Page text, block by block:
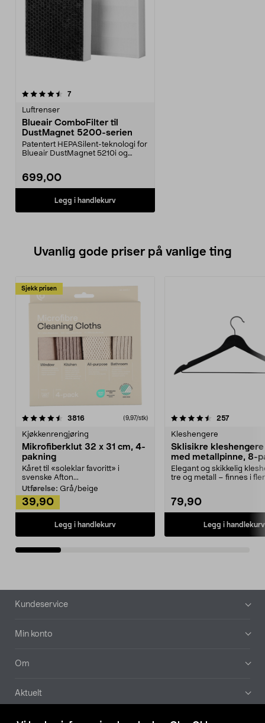
7anmeldelser
Luftrenser
Blueair ComboFilter til
DustMagnet 5200-serien
Patentert HEPASilent-teknologi for
Blueair DustMagnet 5210i og
699,00
Legg i handlekurv
Uvanlig gode priser på vanlige ting
Sjekk prisen
3816anmeldelser(9,97/stk)
Kjøkkenrengjøring
Mikrofiberklut 32 x 31 cm, 4-
pakning
Kåret til «soleklar favoritt» i
svenske Afton...
Utførelse: Grå/beige
39,90
Legg i handlekurv
4.5av 5 stjerner 257
Kleshengere
Sklisikre
med metallpinne, 8-
Elegant og skikkelig
tre og metall – finnes i
79,90
Legg i handlekurv
4.5av 5 stjerner
Bunntekst
Kundeservice
Min konto
Om
Aktuelt